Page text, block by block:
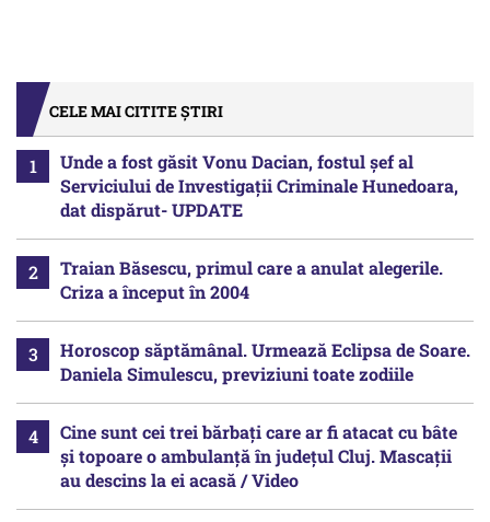
CELE MAI CITITE ȘTIRI
Unde a fost găsit Vonu Dacian, fostul șef al
Serviciului de Investigații Criminale Hunedoara,
dat dispărut- UPDATE
Traian Băsescu, primul care a anulat alegerile.
Criza a început în 2004
Horoscop săptămânal. Urmează Eclipsa de Soare.
Daniela Simulescu, previziuni toate zodiile
Cine sunt cei trei bărbați care ar fi atacat cu bâte
și topoare o ambulanță în județul Cluj. Mascații
au descins la ei acasă / Video